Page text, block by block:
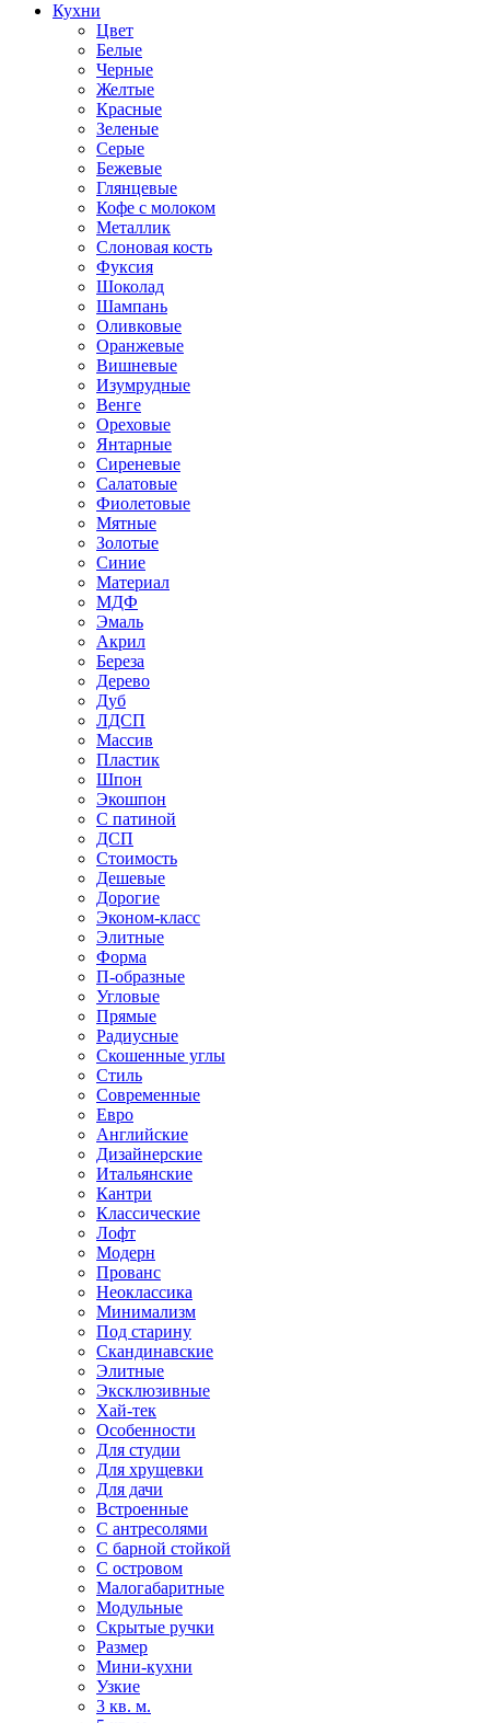
Кухни
Цвет
Белые
Черные
Желтые
Красные
Зеленые
Серые
Бежевые
Глянцевые
Кофе с молоком
Металлик
Слоновая кость
Фуксия
Шоколад
Шампань
Оливковые
Оранжевые
Вишневые
Изумрудные
Венге
Ореховые
Янтарные
Сиреневые
Салатовые
Фиолетовые
Мятные
Золотые
Синие
Материал
МДФ
Эмаль
Акрил
Береза
Дерево
Дуб
ЛДСП
Массив
Пластик
Шпон
Экошпон
С патиной
ДСП
Стоимость
Дешевые
Дорогие
Эконом-класс
Элитные
Форма
П-образные
Угловые
Прямые
Радиусные
Скошенные углы
Стиль
Современные
Евро
Английские
Дизайнерские
Итальянские
Кантри
Классические
Лофт
Модерн
Прованс
Неоклассика
Минимализм
Под старину
Скандинавские
Элитные
Эксклюзивные
Хай-тек
Особенности
Для студии
Для хрущевки
Для дачи
Встроенные
С антресолями
С барной стойкой
С островом
Малогабаритные
Модульные
Скрытые ручки
Размер
Мини-кухни
Узкие
3 кв. м.